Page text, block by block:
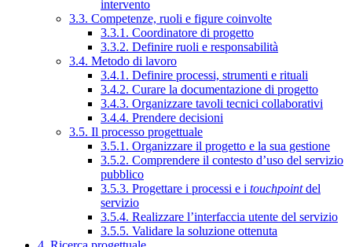
intervento
3.3. Competenze, ruoli e figure coinvolte
3.3.1. Coordinatore di progetto
3.3.2. Definire ruoli e responsabilità
3.4. Metodo di lavoro
3.4.1. Definire processi, strumenti e rituali
3.4.2. Curare la documentazione di progetto
3.4.3. Organizzare tavoli tecnici collaborativi
3.4.4. Prendere decisioni
3.5. Il processo progettuale
3.5.1. Organizzare il progetto e la sua gestione
3.5.2. Comprendere il contesto d’uso del servizio
pubblico
3.5.3. Progettare i processi e i touchpointdel
servizio
3.5.4. Realizzare l’interfaccia utente del servizio
3.5.5. Validare la soluzione ottenuta